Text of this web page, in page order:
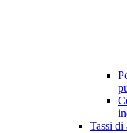
Tassi di